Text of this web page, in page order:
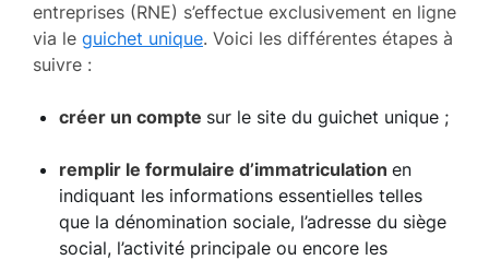
entreprises (RNE) s’effectue exclusivement en ligne
via le guichet unique. Voici les différentes étapes à
suivre :
créer un compte sur le site du guichet unique ;
remplir le formulaire d’immatriculation en
indiquant les informations essentielles telles
que la dénomination sociale, l’adresse du siège
social, l’activité principale ou encore les